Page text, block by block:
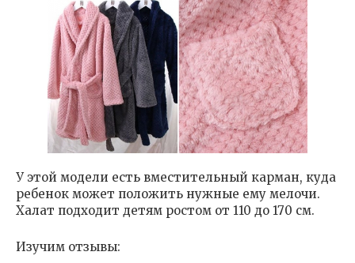
У этой модели есть вместительный карман, куда
ребенок может положить нужные ему мелочи.
Халат подходит детям ростом от 110 до 170 см.
Изучим отзывы: